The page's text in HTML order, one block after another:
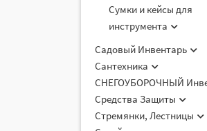
Сумки и кейсы для
инструмента
Садовый Инвентарь
Сантехника
СНЕГОУБОРОЧНЫЙ
Средства Защиты
Стремянки, Лестницы